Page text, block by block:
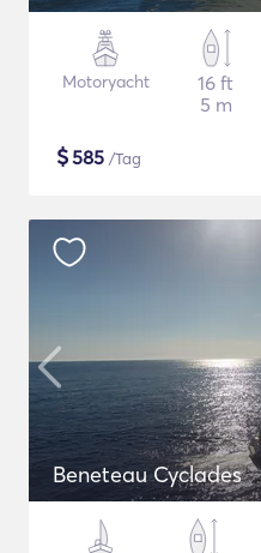
Motoryacht
16 ft
5 m
$585 /Tag
Beneteau Cyclades